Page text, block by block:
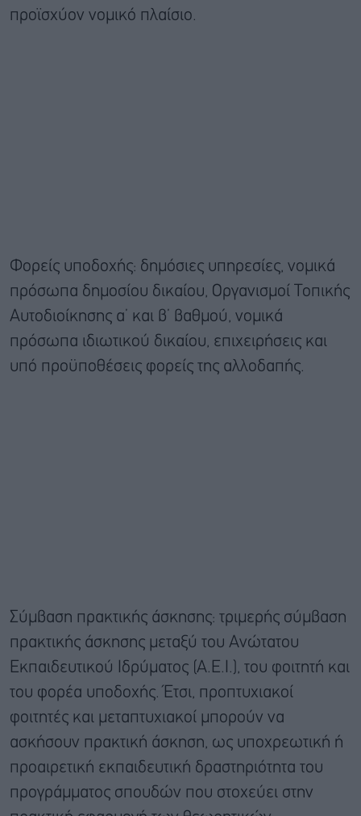
προϊσχύον νομικό πλαίσιο.
Φορείς υποδοχής: δημόσιες υπηρεσίες, νομικά
πρόσωπα δημοσίου δικαίου, Οργανισμοί Τοπικής
Αυτοδιοίκησης α’ και β’ βαθμού, νομικά
πρόσωπα ιδιωτικού δικαίου, επιχειρήσεις και
υπό προϋποθέσεις φορείς της αλλοδαπής.
Σύμβαση πρακτικής άσκησης: τριμερής σύμβαση
πρακτικής άσκησης μεταξύ του Ανώτατου
Εκπαιδευτικού Ιδρύματος (Α.Ε.Ι.), του φοιτητή και
του φορέα υποδοχής. Έτσι, προπτυχιακοί
φοιτητές και μεταπτυχιακοί μπορούν να
ασκήσουν πρακτική άσκηση, ως υποχρεωτική ή
προαιρετική εκπαιδευτική δραστηριότητα του
προγράμματος σπουδών που στοχεύει στην